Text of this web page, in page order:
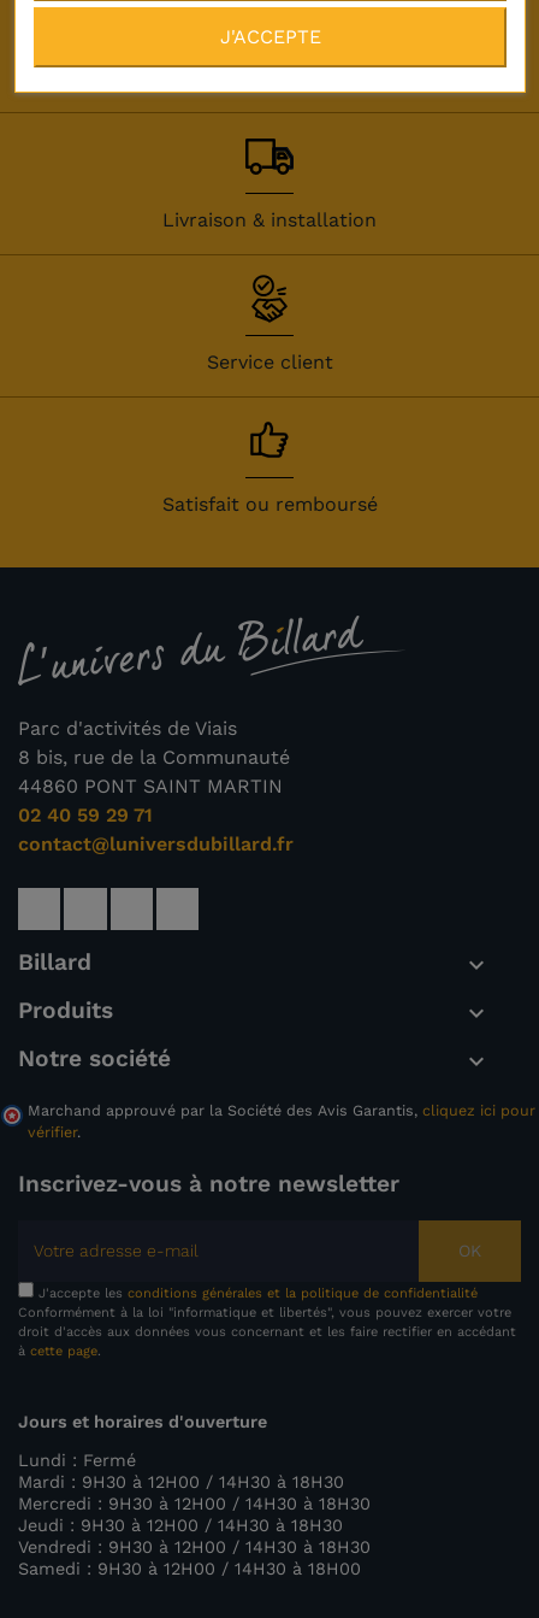
Livraison & installation
Service client
Satisfait ou remboursé
Parc d'activités de Viais
8 bis, rue de la Communauté
44860 PONT SAINT MARTIN
02 40 59 29 71
contact@luniversdubillard.fr
Billard 
Produits 
Notre société 
Marchand approuvé par la Société des Avis Garantis, cliquez ici pour
vérifier.
J'ACCEPTE
Inscrivez-vous à notre newsletter
OK
J'accepte les conditions générales et la politique de confidentialité
Conformément à la loi "informatique et libertés", vous pouvez exercer votre
droit d'accès aux données vous concernant et les faire rectifier en accédant
à cette page.
Jours et horaires d'ouverture
Lundi : Fermé
Mardi : 9H30 à 12H00 / 14H30 à 18H30
Mercredi : 9H30 à 12H00 / 14H30 à 18H30
Jeudi : 9H30 à 12H00 / 14H30 à 18H30
Vendredi : 9H30 à 12H00 / 14H30 à 18H30
Samedi : 9H30 à 12H00 / 14H30 à 18H00